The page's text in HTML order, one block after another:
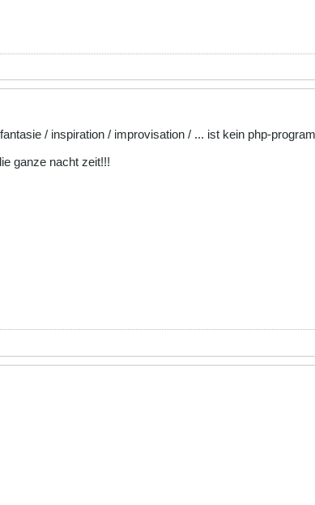
/ inspiration / improvisation / ... ist kein php-
ganze nacht zeit!!!